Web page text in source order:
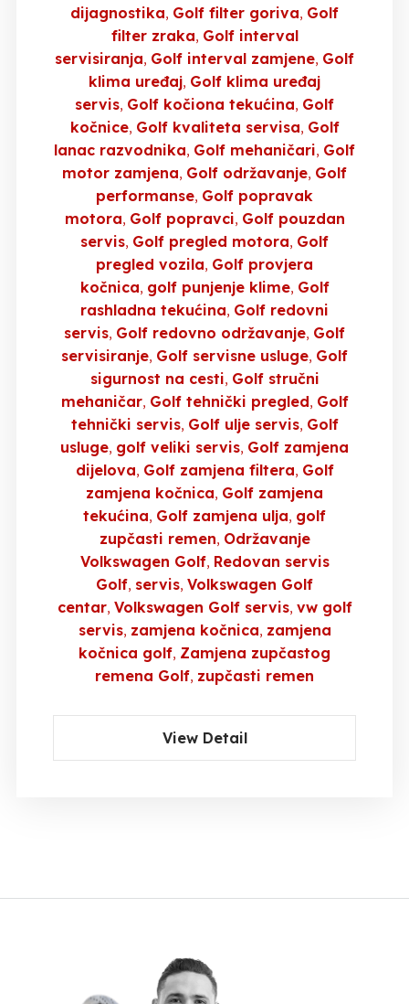
dijagnostika Golf filter goriva Golf
filter zraka Golf interval
servisiranja Golf interval zamjene Golf
klima uređaj Golf klima uređaj
servis Golf kočiona tekućina Golf
kočnice Golf kvaliteta servisa Golf
lanac razvodnika Golf mehaničari Golf
motor zamjena Golf održavanje Golf
performanse Golf popravak
motora Golf popravci Golf pouzdan
servis Golf pregled motora Golf
pregled vozila Golf provjera
kočnica golf punjenje klime Golf
rashladna tekućina Golf redovni
servis Golf redovno održavanje Golf
servisiranje Golf servisne usluge Golf
sigurnost na cesti Golf stručni
mehaničar Golf tehnički pregled Golf
tehnički servis Golf ulje servis Golf
usluge golf veliki servis Golf zamjena
dijelova Golf zamjena filtera Golf
zamjena kočnica Golf zamjena
tekućina Golf zamjena ulja golf
zupčasti remen Održavanje
Volkswagen Golf Redovan servis
Golf servis Volkswagen Golf
centar Volkswagen Golf servis vw golf
servis zamjena kočnica zamjena
kočnica golf Zamjena zupčastog
remena Golf zupčasti remen
View Detail